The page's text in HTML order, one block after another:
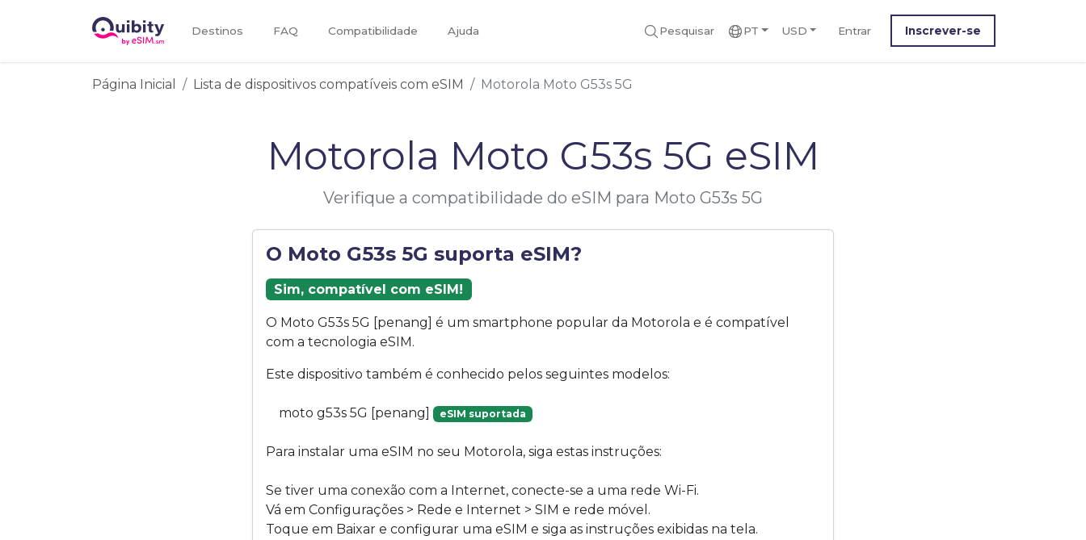
Destinos FAQ Compatibilidade Ajuda Pesquisar PT USD Entrar Inscrever-se
Página Inicial Lista de dispositivos compatíveis com eSIM Motorola Moto G53s 5G
Motorola Moto G53s 5G eSIM
Verifique a compatibilidade do eSIM para Moto G53s 5G
O Moto G53s 5G suporta eSIM?
Sim, compatível com eSIM!
O Moto G53s 5G [penang] é um smartphone popular da Motorola e é compatível
com a tecnologia eSIM.
Este dispositivo também é conhecido pelos seguintes modelos:
moto g53s 5G [penang] eSIM suportada
Para instalar uma eSIM no seu Motorola, siga estas instruções:
Se tiver uma conexão com a Internet, conecte-se a uma rede Wi-Fi.
Vá em Configurações > Rede e Internet > SIM e rede móvel.
Toque em Baixar e configurar uma eSIM e siga as instruções exibidas na tela.